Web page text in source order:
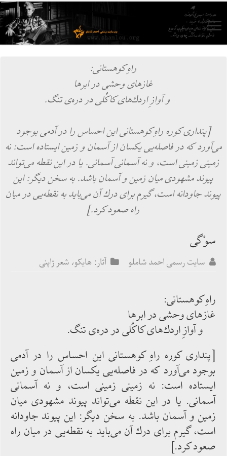
راهِ كوهستانی:
غازهای وحشی در ابرها
و آوازِ اردك‌‌‌های كاكُلی در دره‌ی تنگ.
[پنداری كوره‌‌‌ راهِ كوهستانی این احساس را در آدمی بوجود
می‌‌‌آورد كه در فاصله‌‌‌یی یكسان از آسمان و زمین ایستاده ‌‌‌است: نه
زمینی زمینی است، و نه آسمانی آسمانی. یا در این نقطه می‌‌‌تواند
پیوند مشهودی میان زمین و آسمان باشد. به سخن دیگر: این
پیوند جاودانه ‌‌‌است، گیرم برای درك آن می‌‌‌باید به نقطه‌‌‌یی در میان
راه صعود كرد.]
سوْگی
سایت رسمی احمد شاملو آثار: هایکو، شعر ژاپنی
راهِ كوهستانی:
غازهای وحشی در ابرها
و آوازِ اردك‌‌‌های كاكُلی در دره‌ی تنگ.
[پنداری كوره‌‌‌ راهِ كوهستانی این احساس را در آدمی
بوجود می‌‌‌آورد كه در فاصله‌‌‌یی یكسان از آسمان و زمین
ایستاده ‌‌‌است: نه زمینی زمینی است، و نه آسمانی
آسمانی. یا در این نقطه می‌‌‌تواند پیوند مشهودی میان
زمین و آسمان باشد. به سخن دیگر: این پیوند جاودانه
‌‌‌است، گیرم برای درك آن می‌‌‌باید به نقطه‌‌‌یی در میان راه
صعود كرد.]